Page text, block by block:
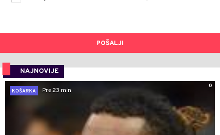
POŠALJI
NAJNOVIJE
0
KOŠARKA
Pre 23 min